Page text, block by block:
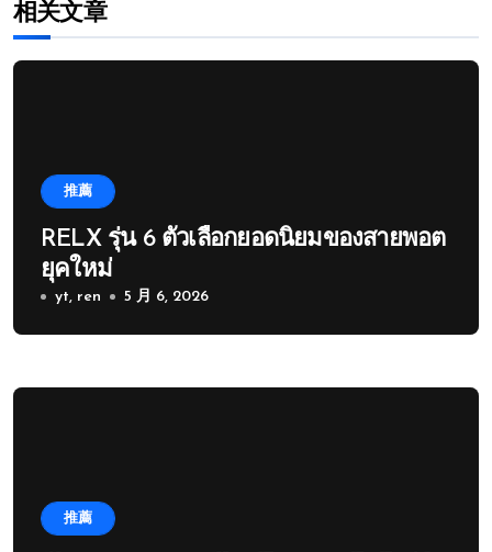
相关文章
推薦
RELX รุ่น 6 ตัวเลือกยอดนิยมของสายพอต
ยุคใหม่
yt, ren 5 月 6, 2026
推薦